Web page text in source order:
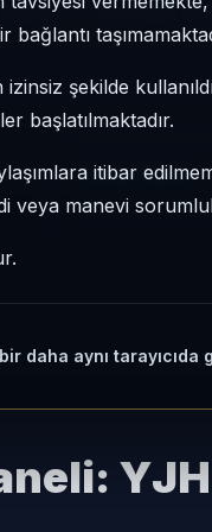
şekilde
başlatılmaktadır.
itibar
veya manevi
daha aynı tarayıcıda
Yüksek Son fiyat:
134/160
Momentum bazlı
YJH